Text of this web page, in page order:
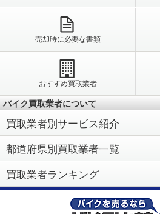
売却時に必要な書類
おすすめ買取業者
バイク買取業者について
買取業者別サービス紹介
都道府県別買取業者一覧
買取業者ランキング